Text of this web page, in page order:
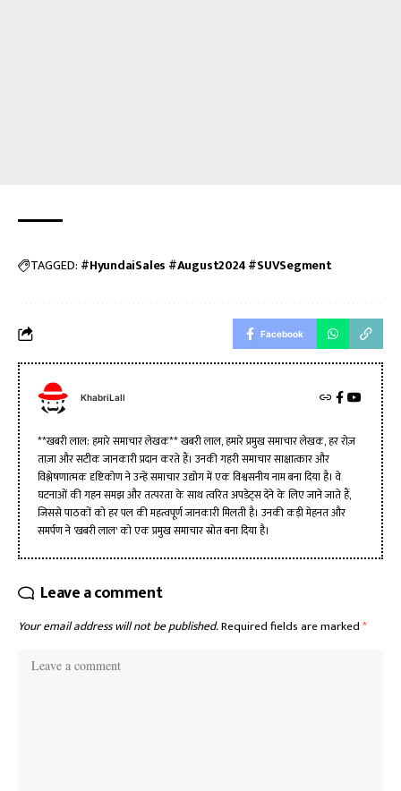
TAGGED: #HyundaiSales #August2024 #SUVSegment
Facebook
KhabriLall
**खबरी लाल: हमारे समाचार लेखक** खबरी लाल, हमारे प्रमुख समाचार लेखक, हर रोज़
ताज़ा और सटीक जानकारी प्रदान करते हैं। उनकी गहरी समाचार साक्षात्कार और
विश्लेषणात्मक दृष्टिकोण ने उन्हें समाचार उद्योग में एक विश्वसनीय नाम बना दिया है। वे
घटनाओं की गहन समझ और तत्परता के साथ त्वरित अपडेट्स देने के लिए जाने जाते हैं,
जिससे पाठकों को हर पल की महत्वपूर्ण जानकारी मिलती है। उनकी कड़ी मेहनत और
समर्पण ने 'खबरी लाल' को एक प्रमुख समाचार स्रोत बना दिया है।
Leave a comment
Your email address will not be published.Required fields are marked*